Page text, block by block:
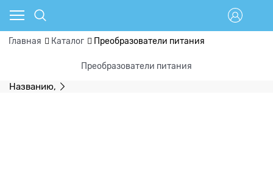
Главная Каталог Преобразователи питания
Преобразователи питания
Названию,